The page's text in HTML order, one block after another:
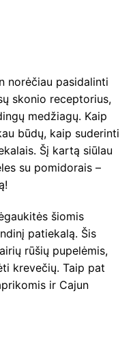
norėčiau pasidalinti
skonio receptorius,
medžiagų. Kaip
būdų, kaip suderinti
Šį kartą siūlau
su pomidorais –
šiomis
patiekalą. Šis
rūšių pupelėmis,
krevečių. Taip pat
ir Cajun